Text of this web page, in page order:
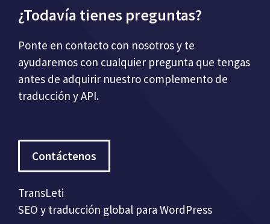
¿Todavía tienes preguntas?
Ponte en contacto con nosotros y te
ayudaremos con cualquier pregunta que tengas
antes de adquirir nuestro complemento de
traducción y API.
Contáctenos
TransLeti
SEO y traducción global para WordPress